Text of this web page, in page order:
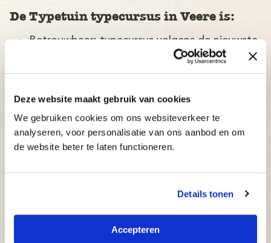
Deze website maakt gebruik van cookies
We gebruiken cookies om ons websiteverkeer te
analyseren, voor personalisatie van ons aanbod en om
de website beter te laten functioneren.
Details tonen
Accepteren
De Typetuin typecursus in Veere is:
Betrouwbaar: typecursus volgens de nieuwste
wetenschappelijke ontwikkelingen, met een
slagingspercentage van maar liefst 97%!
Adaptief: de typecursus past zich direct aan
Inzichtelijk: docenten en ouders kunnen op elk
moment bijsturen.